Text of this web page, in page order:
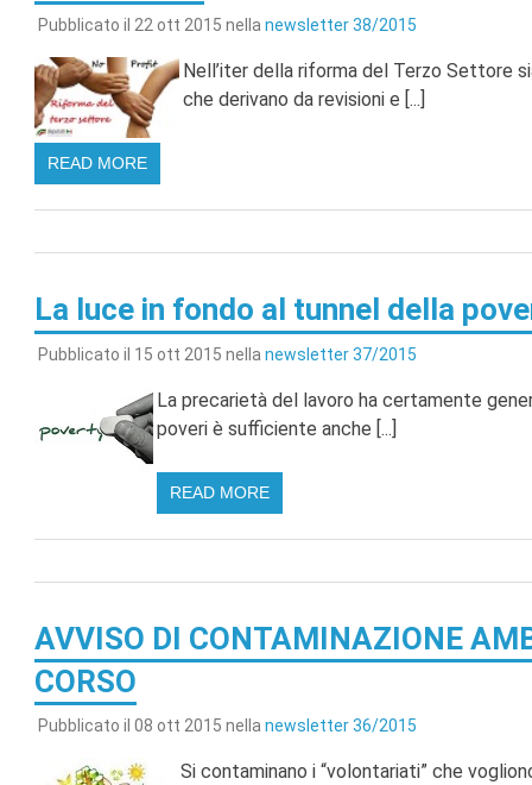
Pubblicato il 22 ott 2015 nella newsletter 38/2015
Nell’iter della riforma del Terzo Settore
che derivano da revisioni e [...]
READ MORE
La luce in fondo al tunnel della
Pubblicato il 15 ott 2015 nella newsletter 37/2015
La precarietà del lavoro ha certamente
poveri è sufficiente anche [...]
READ MORE
AVVISO DI CONTAMINAZIONE
CORSO
Pubblicato il 08 ott 2015 nella newsletter 36/2015
Si contaminano i “volontariati” che